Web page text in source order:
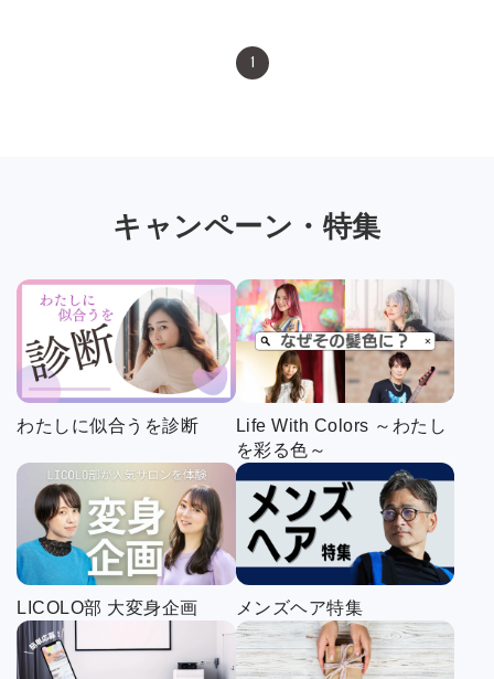
1
キャンペーン・特集
わたしに似合うを診断
Life With Colors ～わたし
を彩る色～
LICOLO部 大変身企画 メンズヘア特集